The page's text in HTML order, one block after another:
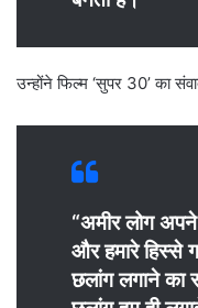
उन्होंने फिल्म ‘सुपर 30’ का
“अमीर लोग
और हमारे हिस्से
छलांग लगाने का